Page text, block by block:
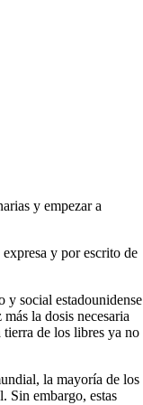
y empezar a
y por escrito de
y social estadounidense
la dosis necesaria
de los libres ya no
la mayoría de los
Sin embargo, estas